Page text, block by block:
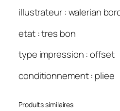
illustrateur : walerian
etat : tres bon
type impression : offset
conditionnement : pliee
Produits similaires